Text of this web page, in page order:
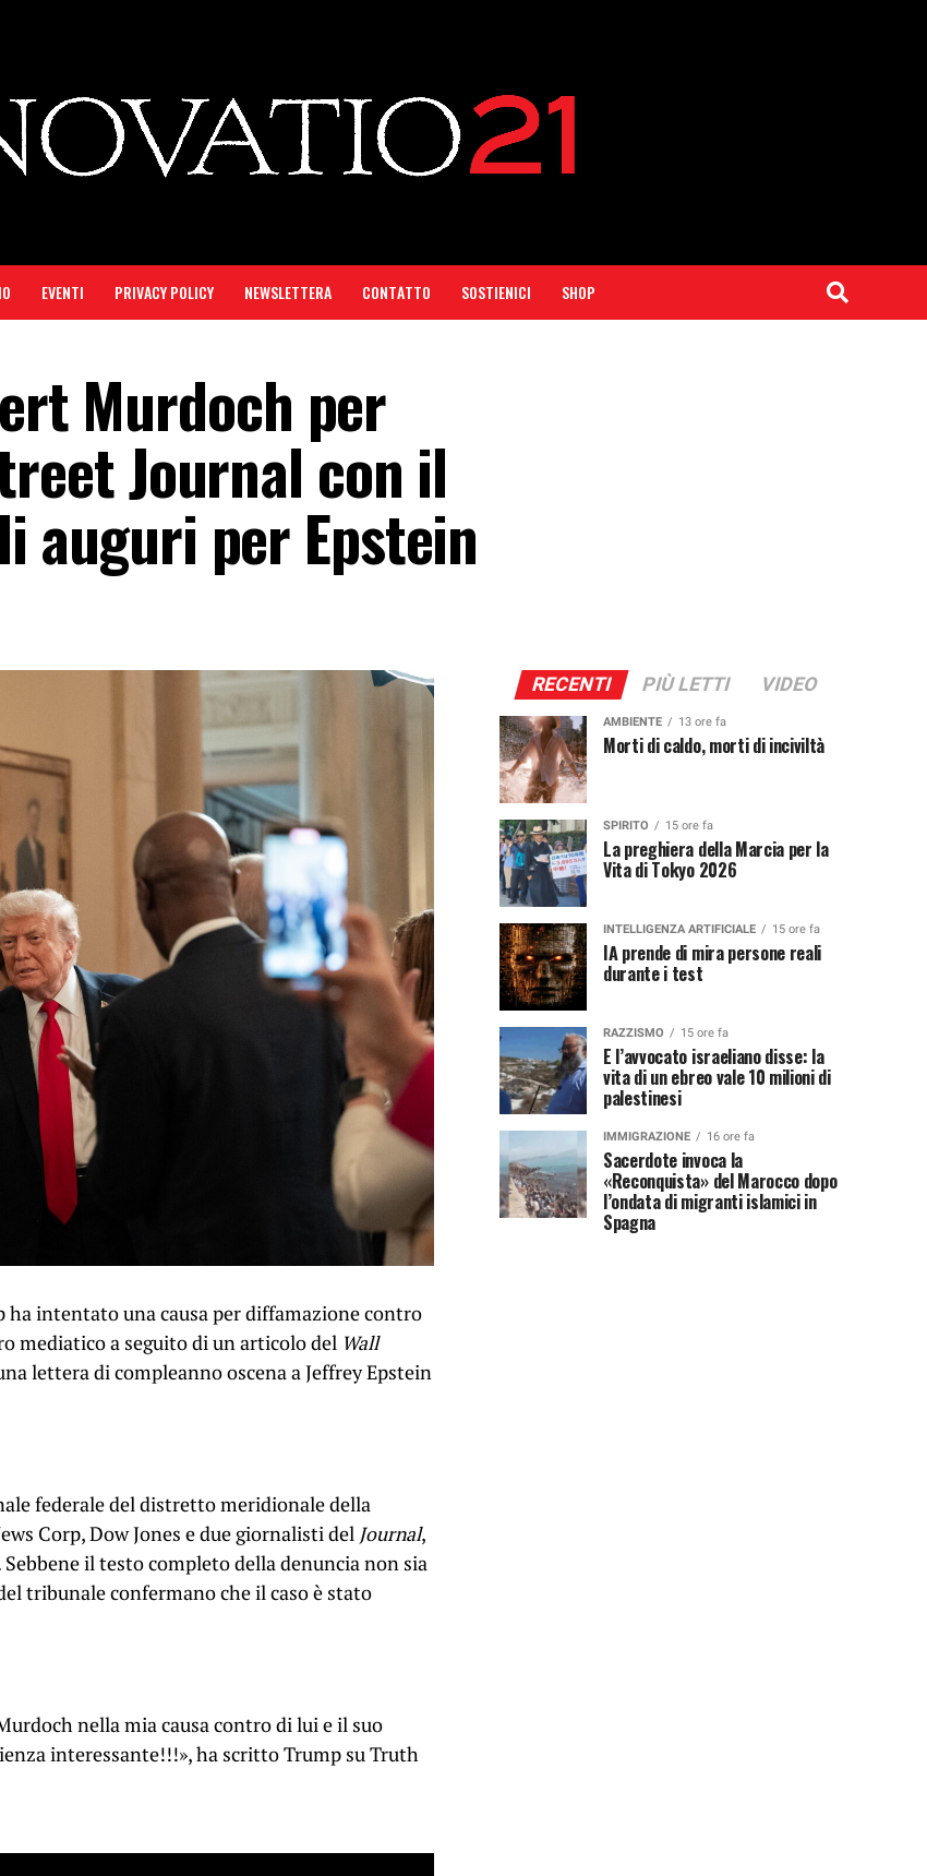
EVENTI PRIVACY POLICY NEWSLETTERA CONTATTO SOSTIENICI SHOP
Murdoch per
Journal con il
auguri per Epstein
intentato una causa per diffamazione contro
mediatico a seguito di un articolo del Wall
lettera di compleanno oscena a Jeffrey Epstein
federale del distretto meridionale della
Corp, Dow Jones e due giornalisti del Journal,
il testo completo della denuncia non sia
tribunale confermano che il caso è stato
nella mia causa contro di lui e il suo
interessante!!!», ha scritto Trump su Truth
RECENTI PIÙ LETTI VIDEO
AMBIENTE 13 ore fa
Morti di caldo, morti di inciviltà
SPIRITO 15 ore fa
La preghiera della Marcia per la
Vita di Tokyo 2026
INTELLIGENZA ARTIFICIALE 15 ore fa
IA prende di mira persone reali
durante i test
RAZZISMO 15 ore fa
E l’avvocato israeliano disse: la
vita di un ebreo vale 10 milioni di
palestinesi
IMMIGRAZIONE 16 ore fa
Sacerdote invoca la
«Reconquista» del Marocco dopo
l’ondata di migranti islamici in
Spagna